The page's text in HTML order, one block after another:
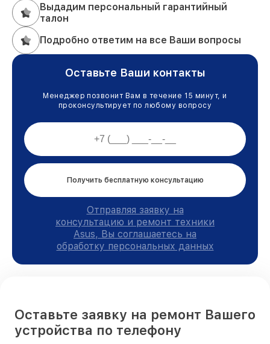
Выдадим персональный гарантийный
талон
Подробно ответим на все Ваши вопросы
Оставьте Ваши контакты
Менеджер позвонит Вам в течение 15 минут, и
проконсультирует по любому вопросу
Получить бесплатную консультацию
Отправляя заявку на
консультацию и ремонт техники
Asus, Вы соглашаетесь на
обработку персональных данных
Оставьте заявку на ремонт Вашего
устройства по телефону